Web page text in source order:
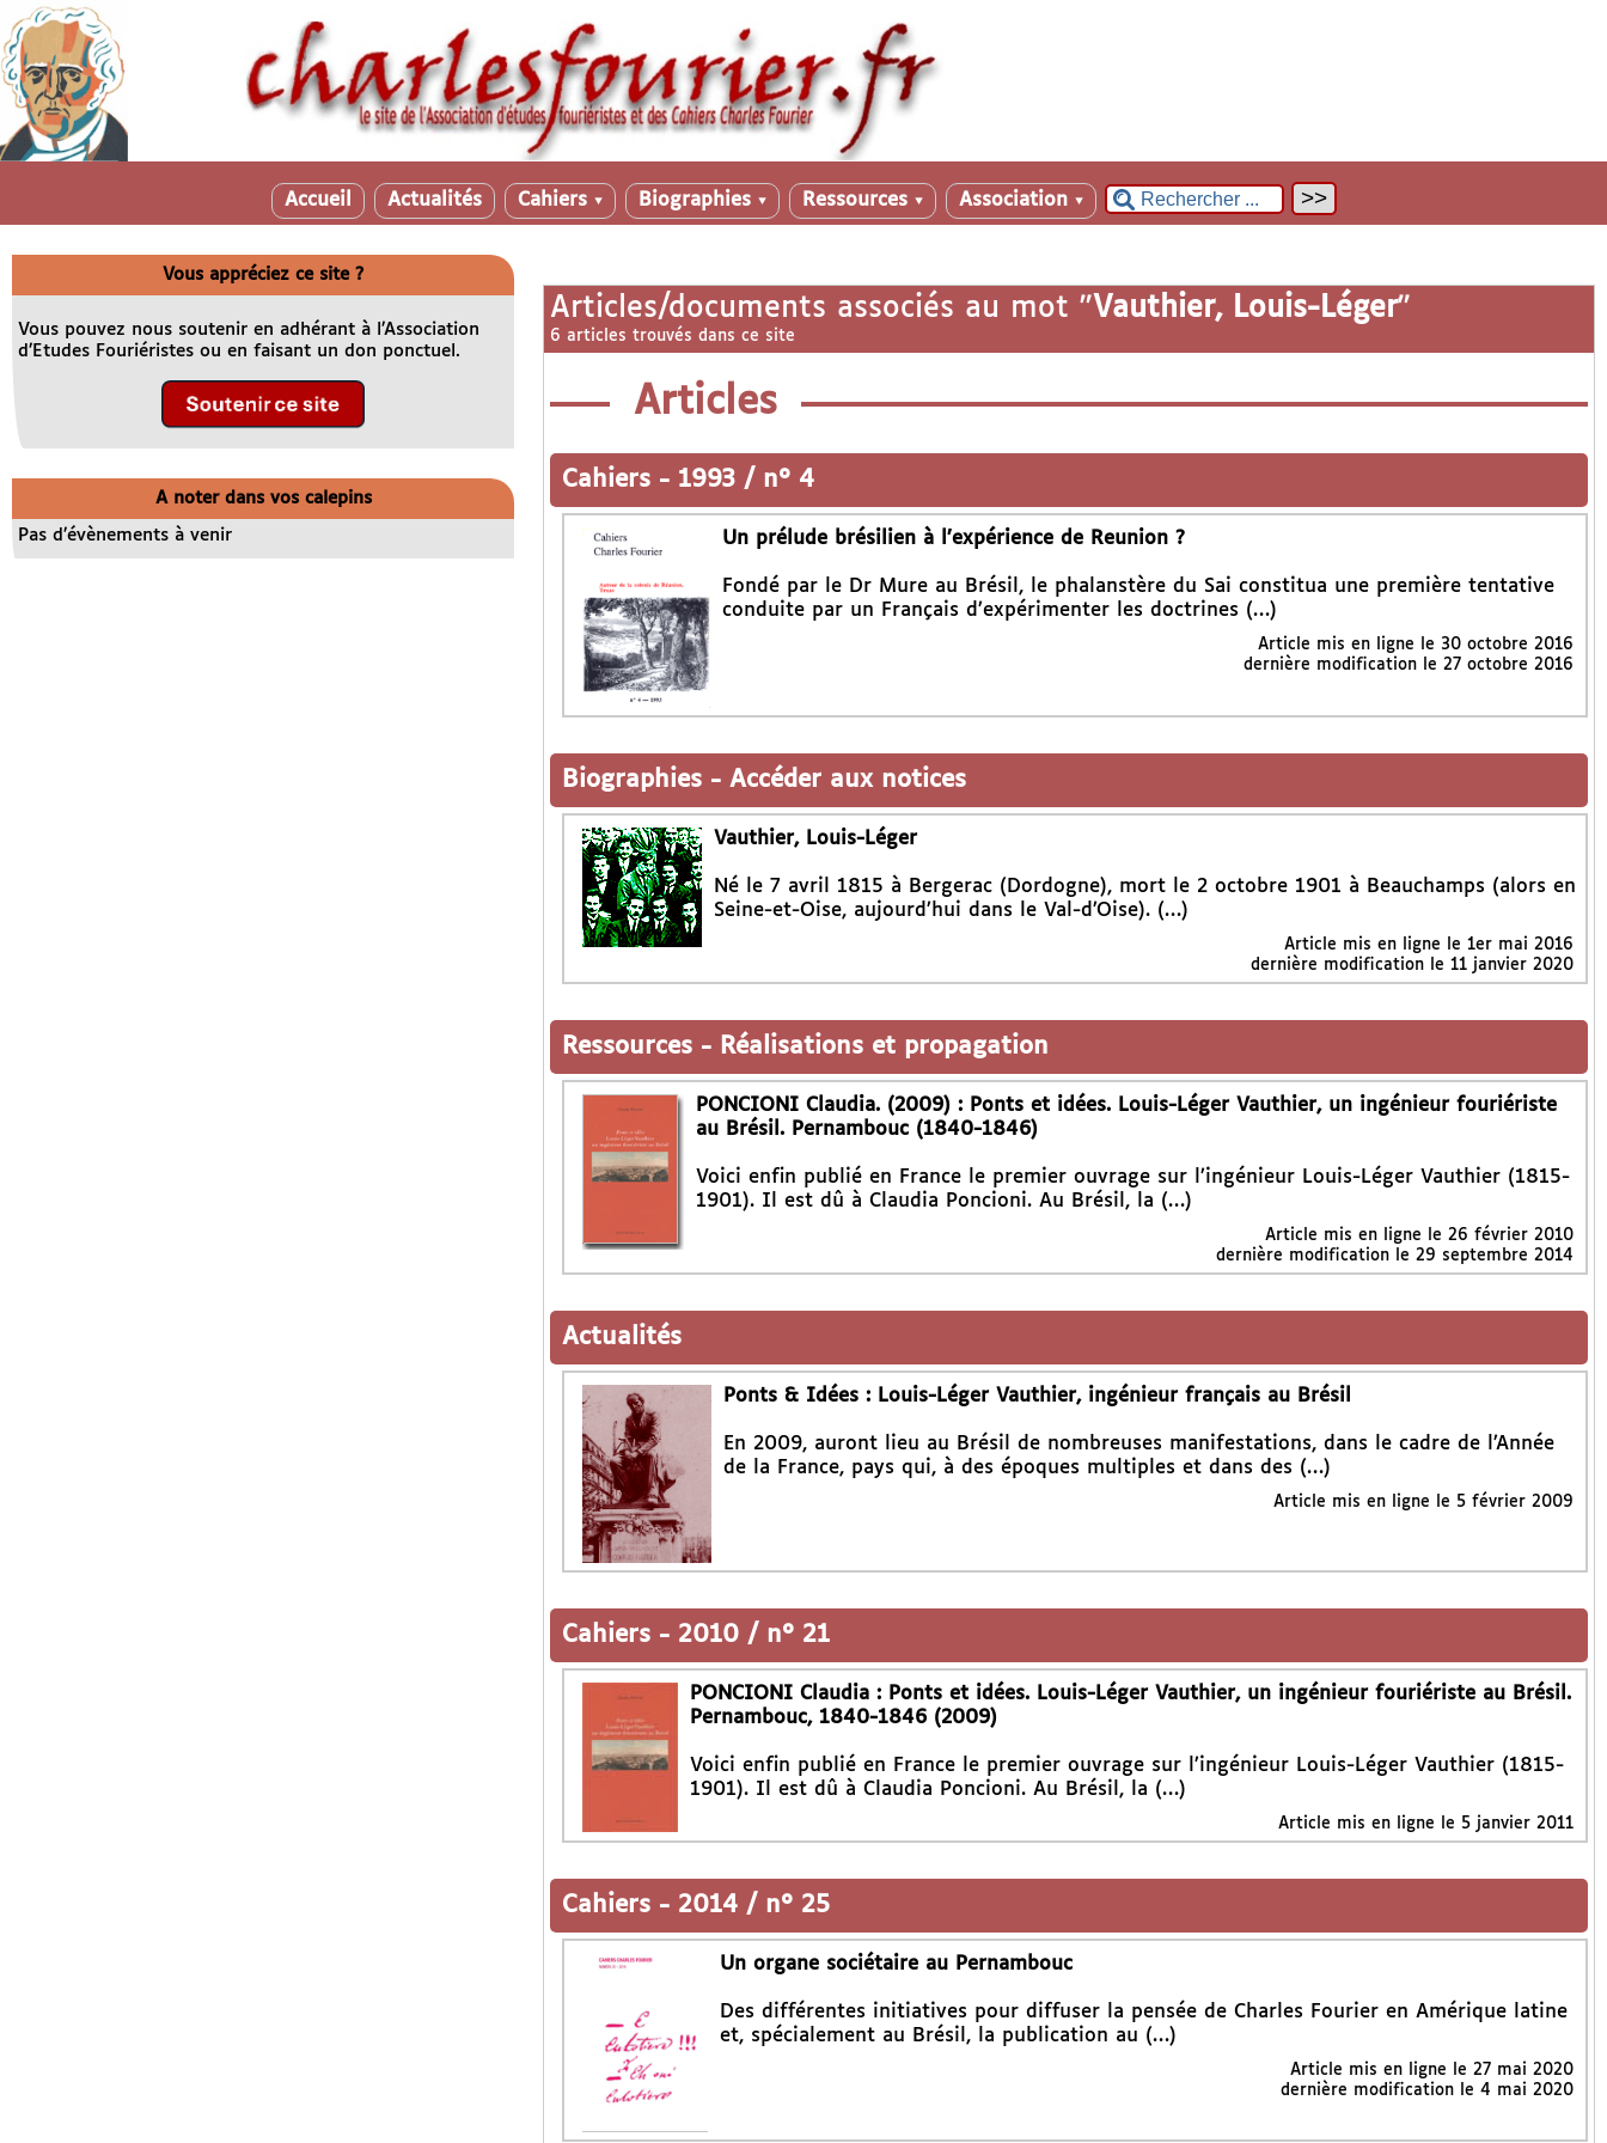
Accueil Actualités Cahiers ▼ Biographies ▼ Ressources ▼ Association ▼
Articles/documents associés au mot "Vauthier, Louis-Léger"
6 articles trouvés dans ce site
Articles
Cahiers - 1993 / n° 4
Un prélude brésilien à l’expérience de Reunion ?
Fondé par le Dr Mure au Brésil, le phalanstère du Sai constitua une première tentative
conduite par un Français d’expérimenter les doctrines (…)
Article mis en ligne le 30 octobre 2016
dernière modification le 27 octobre 2016
Biographies - Accéder aux notices
Vauthier, Louis-Léger
Né le 7 avril 1815 à Bergerac (Dordogne), mort le 2 octobre 1901 à Beauchamps (alors en
Seine-et-Oise, aujourd’hui dans le Val-d’Oise). (…)
Article mis en ligne le 1er mai 2016
dernière modification le 11 janvier 2020
Ressources - Réalisations et propagation
PONCIONI Claudia. (2009) : Ponts et idées. Louis-Léger Vauthier, un ingénieur fouriériste
au Brésil. Pernambouc (1840-1846)
Voici enfin publié en France le premier ouvrage sur l’ingénieur Louis-Léger Vauthier (1815-
1901). Il est dû à Claudia Poncioni. Au Brésil, la (…)
Article mis en ligne le 26 février 2010
dernière modification le 29 septembre 2014
Actualités
Ponts & Idées : Louis-Léger Vauthier, ingénieur français au Brésil
En 2009, auront lieu au Brésil de nombreuses manifestations, dans le cadre de l’Année
de la France, pays qui, à des époques multiples et dans des (…)
Article mis en ligne le 5 février 2009
Cahiers - 2010 / n° 21
PONCIONI Claudia : Ponts et idées. Louis-Léger Vauthier, un ingénieur fouriériste au Brésil.
Pernambouc, 1840-1846 (2009)
Voici enfin publié en France le premier ouvrage sur l’ingénieur Louis-Léger Vauthier (1815-
1901). Il est dû à Claudia Poncioni. Au Brésil, la (…)
Article mis en ligne le 5 janvier 2011
Cahiers - 2014 / n° 25
Un organe sociétaire au Pernambouc
Des différentes initiatives pour diffuser la pensée de Charles Fourier en Amérique latine
et, spécialement au Brésil, la publication au (…)
Article mis en ligne le 27 mai 2020
dernière modification le 4 mai 2020
Vous appréciez ce site ?
Vous pouvez nous soutenir en adhérant à l’Association
d’Etudes Fouriéristes ou en faisant un don ponctuel.
A noter dans vos calepins
Pas d’évènements à venir